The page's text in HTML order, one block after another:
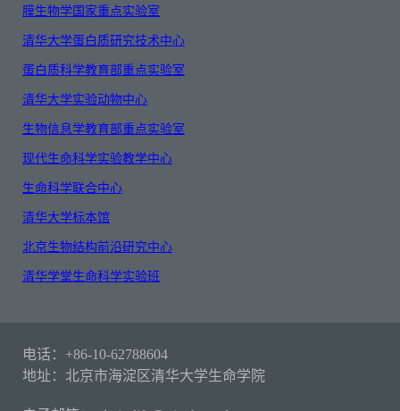
膜生物学国家重点实验室
清华大学蛋白质研究技术中心
蛋白质科学教育部重点实验室
清华大学实验动物中心
生物信息学教育部重点实验室
现代生命科学实验教学中心
生命科学联合中心
清华大学标本馆
北京生物结构前沿研究中心
清华学堂生命科学实验班
电话：+86-10-62788604
地址：北京市海淀区清华大学生命学院